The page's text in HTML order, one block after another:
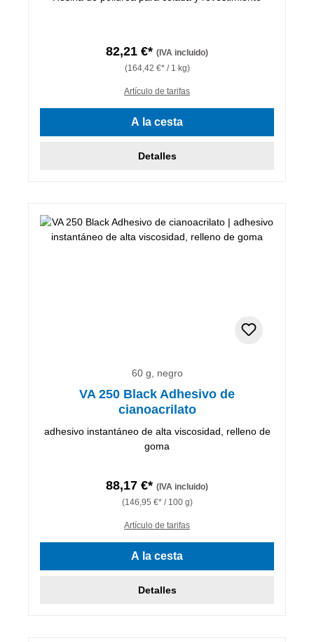
82,21 €* (IVA incluido)
(164,42 €* / 1 kg)
Artículo de tarifas
A la cesta
Detalles
60 g, negro
VA 250 Black Adhesivo de
cianoacrilato
adhesivo instantáneo de alta viscosidad, relleno de
goma
88,17 €* (IVA incluido)
(146,95 €* / 100 g)
Artículo de tarifas
A la cesta
Detalles